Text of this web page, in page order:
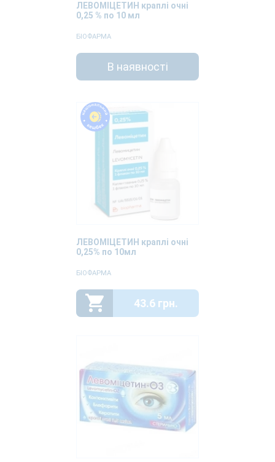
ЛЕВОМІЦЕТИН краплі очні
0,25 % по 10 мл
БІОФАРМА
В наявності
ЛЕВОМІЦЕТИН краплі очні
0,25% по 10мл
БІОФАРМА
43.6 грн.